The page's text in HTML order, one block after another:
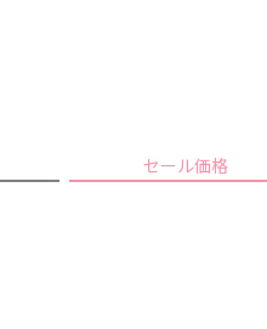
プライバシーポリシー
セール価格